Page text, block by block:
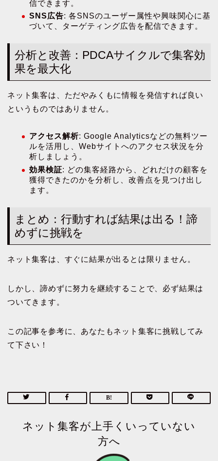
信できます。
SNS広告: 各SNSのユーザー属性や興味関心に基
づいて、ターゲティング広告を配信できます。
分析と改善：PDCAサイクルで集客効
果を最大化
ネット集客は、ただやみくもに情報を発信すれば良い
というものではありません。
アクセス解析: Google Analyticsなどの無料ツー
ルを活用し、Webサイトへのアクセス状況を分
析しましょう。
効果検証: どの集客経路から、どれだけの顧客を
獲得できたのかを分析し、改善点を見つけ出し
ます。
まとめ：行動すれば結果は出る！諦
めずに挑戦を
ネット集客は、すぐに結果が出るとは限りません。
しかし、諦めずに努力を継続することで、必ず結果は
ついてきます。
この記事を参考に、あなたもネット集客に挑戦してみ
て下さい！
ネット集客が上手くいっていない
方へ